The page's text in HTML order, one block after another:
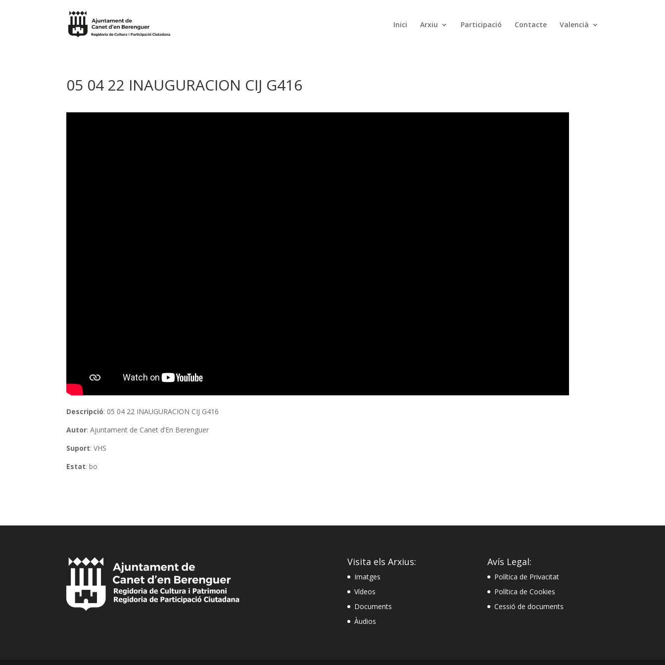
Inici Arxiu Participació Contacte Valencià
05 04 22 INAUGURACION CIJ G416
Descripció: 05 04 22 INAUGURACION CIJ G416
Autor: Ajuntament de Canet d’En Berenguer
Suport: VHS
Estat: bo
Visita els Arxius:
Imatges
Vídeos
Documents
Àudios
Avís Legal:
Política de Privacitat
Política de Cookies
Cessió de documents